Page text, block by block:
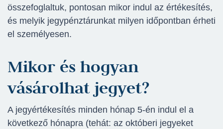
összefoglaltuk, pontosan mikor indul az értékesítés,
és melyik jegypénztárunkat milyen időpontban érheti
el személyesen.
Mikor és hogyan
vásárolhat jegyet?
A jegyértékesítés minden hónap 5-én indul el a
következő hónapra (tehát: az októberi jegyeket